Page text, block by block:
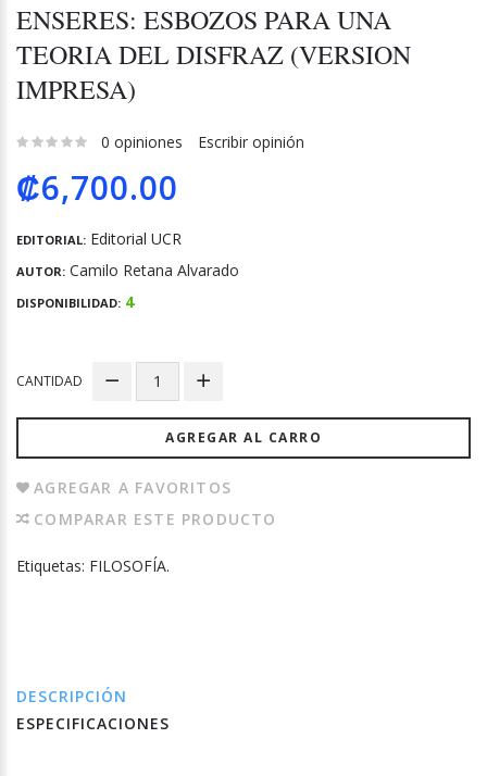
ENSERES: ESBOZOS PARA UNA
TEORIA DEL DISFRAZ (VERSION
IMPRESA)
0 opiniones Escribir opinión
₡6,700.00
EDITORIAL: Editorial UCR
AUTOR: Camilo Retana Alvarado
DISPONIBILIDAD: 4
CANTIDAD
AGREGAR AL CARRO
AGREGAR A FAVORITOS
COMPARAR ESTE PRODUCTO
Etiquetas: FILOSOFÍA.
DESCRIPCIÓN
ESPECIFICACIONES